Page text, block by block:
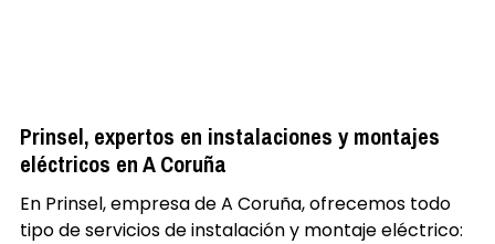
Prinsel, expertos en instalaciones y montajes
eléctricos en A Coruña
En Prinsel, empresa de A Coruña, ofrecemos todo
tipo de servicios de instalación y montaje eléctrico: